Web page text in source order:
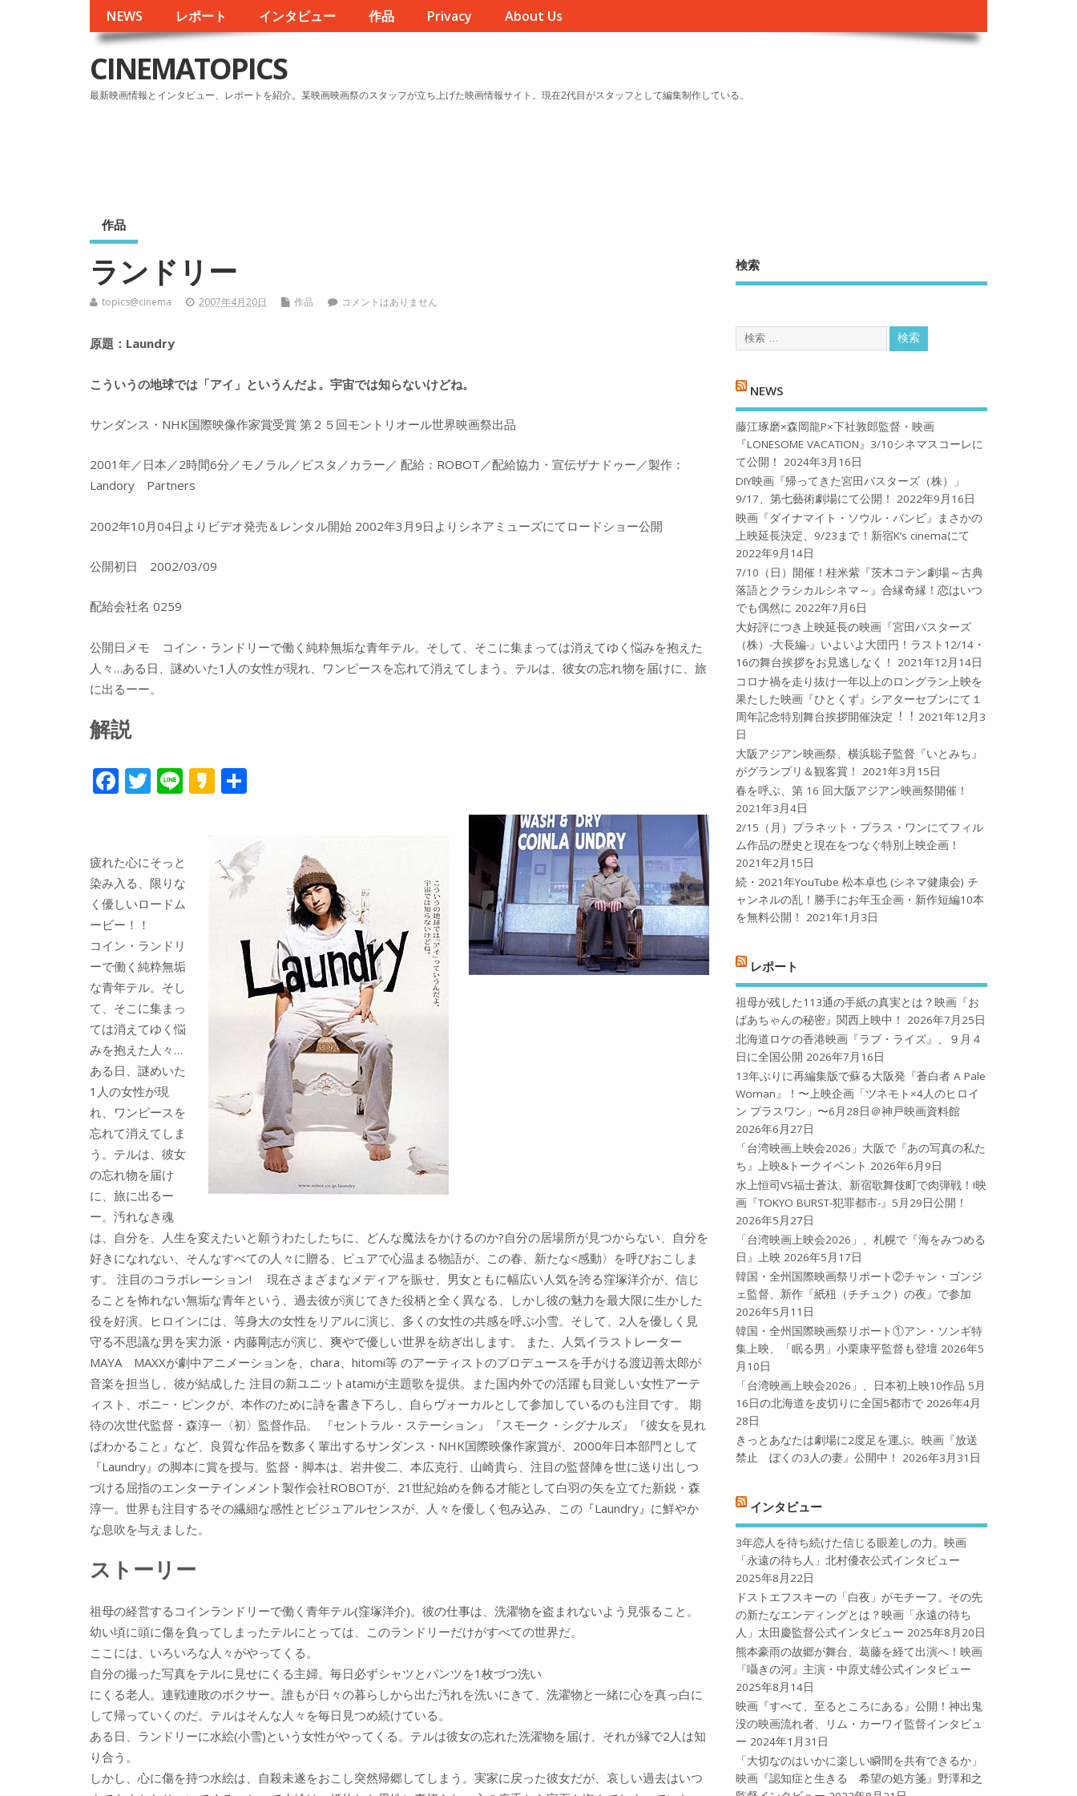
NEWS レポート インタビュー 作品 Privacy About Us
CINEMATOPICS
最新映画情報とインタビュー、レポートを紹介。某映画映画祭のスタッフが立ち上げた映画情報サイト。現在2代目がスタッフとして編集制作している。
作品
ランドリー
topics@cinema 2007年4月20日 作品 コメントはありません
原題：Laundry
こういうの地球では「アイ」というんだよ。宇宙では知らないけどね。
サンダンス・NHK国際映像作家賞受賞 第２５回モントリオール世界映画祭出品
2001年／日本／2時間6分／モノラル／ビスタ／カラー／ 配給：ROBOT／配給協力・宣伝ザナドゥー／製作：
Landory Partners
2002年10月04日よりビデオ発売＆レンタル開始 2002年3月9日よりシネアミューズにてロードショー公開
公開初日 2002/03/09
配給会社名 0259
公開日メモ コイン・ランドリーで働く純粋無垢な青年テル。そして、そこに集まっては消えてゆく悩みを抱えた
人々…ある日、謎めいた1人の女性が現れ、ワンピースを忘れて消えてしまう。テルは、彼女の忘れ物を届けに、旅
に出るーー。
解説
F
b
o
o
k
T
er
Li K
a
o
疲れた心にそっと
染み入る、限りな
く優しいロードム
ービー！！
コイン・ランドリ
ーで働く純粋無垢
な青年テル。そし
て、そこに集まっ
ては消えてゆく悩
みを抱えた人々…
ある日、謎めいた
1人の女性が現
れ、ワンピースを
忘れて消えてしま
う。テルは、彼女
の忘れ物を届け
に、旅に出るー
ー。汚れなき魂
は、自分を、人生を変えたいと願うわたしたちに、どんな魔法をかけるのか?自分の居場所が見つからない、自分を
好きになれない、そんなすべての人々に贈る、ピュアで心温まる物語が、この春、新たな<感動〉を呼びおこしま
す。 注目のコラボレーション! 現在さまざまなメディアを賑せ、男女ともに幅広い人気を誇る窪塚洋介が、信じ
ることを怖れない無垢な青年という、過去彼が演じてきた役柄と全く異なる、しかし彼の魅力を最大限に生かした
役を好演。ヒロインには、等身大の女性をリアルに演じ、多くの女性の共感を呼ぶ小雪。そして、2人を優しく見
守る不思議な男を実力派・内藤剛志が演じ、爽やで優しい世界を紡ぎ出します。 また、人気イラストレーター
MAYA MAXXが劇中アニメーションを、chara、hitomi等 のアーティストのプロデュースを手がける渡辺善太郎が
音楽を担当し、彼が結成した 注目の新ユニットatamiが主題歌を提供。また国内外での活躍も目覚しい女性アーテ
ィスト、ボニ−・ピンクが、本作のために詩を書き下ろし、自らヴォーカルとして参加しているのも注目です。 期
待の次世代監督・森淳一〈初〉監督作品。 『セントラル・ステーション』『スモーク・シグナルズ』『彼女を見れ
ばわかること』など、良質な作品を数多く輩出するサンダンス・NHK国際映像作家賞が、2000年日本部門として
『Laundry』の脚本に賞を授与。監督・脚本は、岩井俊二、本広克行、山崎貴ら、注目の監督陣を世に送り出しつ
づける屈指のエンターテインメント製作会社ROBOTが、21世紀始めを飾る才能として白羽の矢を立てた新鋭・森
淳一。世界も注目するその繊細な感性とビジュアルセンスが、人々を優しく包み込み、この『Laundry』に鮮やか
な息吹を与えました。
ストーリー
祖母の経営するコインランドリーで働く青年テル(窪塚洋介)。彼の仕事は、洗濯物を盗まれないよう見張ること。
幼い頃に頭に傷を負ってしまったテルにとっては、このランドリーだけがすべての世界だ。
ここには、いろいろな人々がやってくる。
自分の撮った写真をテルに見せにくる主婦。毎日必ずシャツとパンツを1枚づつ洗い
にくる老人。連戦連敗のボクサー。誰もが日々の暮らしから出た汚れを洗いにきて、洗濯物と一緒に心を真っ白に
して帰っていくのだ。テルはそんな人々を毎日見つめ続けている。
ある日、ランドリーに水絵(小雪)という女性がやってくる。テルは彼女の忘れた洗濯物を届け、それが縁で2人は知
り合う。
しかし、心に傷を持つ水絵は、自殺未遂をおこし突然帰郷してしまう。実家に戻った彼女だが、哀しい過去はいつ
検索
NEWS
藤江琢磨×森岡龍P×下社敦郎監督・映画
『LONESOME VACATION』3/10シネマスコーレに
て公開！
2024年3月16日
DIY映画『帰ってきた宮田バスターズ（株）」
9/17、第七藝術劇場にて公開！
2022年9月16日
映画『ダイナマイト・ソウル・バンビ』まさかの
上映延長決定、9/23まで！新宿K’s cinemaにて
2022年9月14日
7/10（日）開催！桂米紫『茨木コテン劇場～古典
落語とクラシカルシネマ～』合縁奇縁！恋はいつ
でも偶然に 2022年7月6日
大好評につき上映延長の映画『宮田バスターズ
（株）-大長編-』いよいよ大団円！ラスト12/14・
16の舞台挨拶をお見逃しなく！
2021年12月14日
コロナ禍を⾛り抜け⼀年以上のロングラン上映を
果たした映画『ひとくず』シアターセブンにて１
周年記念特別舞台挨拶開催決定︕︕ 2021年12月3
日
大阪アジアン映画祭、横浜聡子監督『いとみち』
がグランプリ＆観客賞！
2021年3月15日
春を呼ぶ、第 16 回大阪アジアン映画祭開催！
2021年3月4日
2/15（月）プラネット・プラス・ワンにてフィル
ム作品の歴史と現在をつなぐ特別上映企画！
2021年2月15日
続・2021年YouTube 松本卓也 (シネマ健康会) チ
ャンネルの乱！勝手にお年玉企画・新作短編10本
を無料公開！
2021年1月3日
レポート
祖母が残した113通の手紙の真実とは？映画『お
ばあちゃんの秘密』関西上映中！
2026年7月25日
北海道ロケの香港映画『ラブ・ライズ』、９月４
日に全国公開 2026年7月16日
13年ぶりに再編集版で蘇る大阪発『蒼白者 A Pale
Woman』！〜上映企画「ツネモト×4人のヒロイ
ン プラスワン」〜6月28日＠神戸映画資料館
2026年6月27日
「台湾映画上映会2026」大阪で『あの写真の私た
ち』上映&トークイベント 2026年6月9日
水上恒司VS福士蒼汰、新宿歌舞伎町で肉弾戦！!映
画『TOKYO BURST-犯罪都市-』5月29日公開！
2026年5月27日
「台湾映画上映会2026」、札幌で『海をみつめる
日』上映 2026年5月17日
韓国・全州国際映画祭リポート②チャン・ゴンジ
ェ監督、新作『紙杻（チチュク）の夜』で参加
2026年5月11日
韓国・全州国際映画祭リポート①アン・ソンギ特
集上映、「眠る男」小栗康平監督も登壇 2026年5
月10日
「台湾映画上映会2026」、日本初上映10作品 5月
16日の北海道を皮切りに全国5都市で 2026年4月
28日
きっとあなたは劇場に2度足を運ぶ。映画『放送
禁止 ぼくの3人の妻』公開中！
2026年3月31日
インタビュー
3年恋人を待ち続けた信じる眼差しの力。映画
「永遠の待ち人」北村優衣公式インタビュー
2025年8月22日
ドストエフスキーの「白夜」がモチーフ。その先
の新たなエンディングとは？映画「永遠の待ち
人」太田慶監督公式インタビュー 2025年8月20日
熊本豪雨の故郷が舞台、葛藤を経て出演へ！映画
『囁きの河』主演・中原丈雄公式インタビュー
2025年8月14日
映画『すべて、至るところにある』公開！神出鬼
没の映画流れ者、リム・カーワイ監督インタビュ
ー 2024年1月31日
「大切なのはいかに楽しい瞬間を共有できるか」
映画『認知症と生きる 希望の処方箋』野澤和之